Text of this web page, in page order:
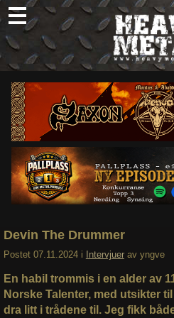
Skip
to
content
Om
Søk
Devin The Drummer
Postet 07.11.2024 i Intervjuer av yngve
En habil trommis i en alder av
Norske Talenter, med utsikter
dra litt i trådene til. Jeg fikk